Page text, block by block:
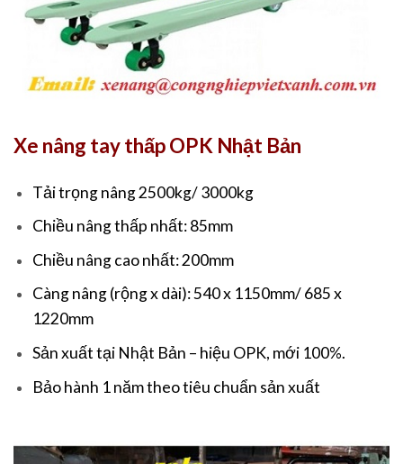
Xe nâng tay thấp OPK Nhật Bản
Tải trọng nâng 2500kg/ 3000kg
Chiều nâng thấp nhất: 85mm
Chiều nâng cao nhất: 200mm
Càng nâng (rộng x dài): 540 x 1150mm/ 685 x
1220mm
Sản xuất tại Nhật Bản – hiệu OPK, mới 100%.
Bảo hành 1 năm theo tiêu chuẩn sản xuất